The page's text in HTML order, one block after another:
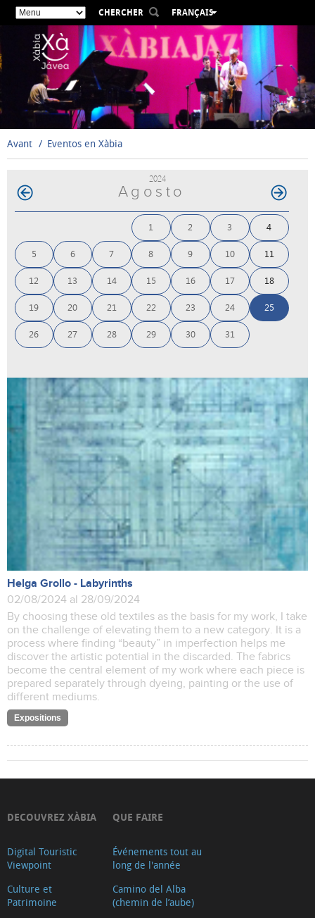
CHERCHER
FRANÇAIS
ESPAÑOL
VALENCIÀ
ENGLISH
DEUTSCH
РУССКИЙ
Avant Eventos en Xàbia
2024
Agosto
1 2 3 4
5 6 7 8 9 10 11
12 13 14 15 16 17 18
19 20 21 22 23 24 25
26 27 28 29 30 31
Helga Grollo - Labyrinths
02/08/2024 al 28/09/2024
By choosing these old textiles as the basis for my work, I take
on the challenge of elevating them to a new category. It is a
process where finding “beauty” in imperfection helps me
discover the artistic potential in the discarded. The fabrics
become the central element of my work where each piece is
prepared separately through dyeing, painting or the use of
different mediums.
Expositions
DECOUVREZ XÀBIA
Digital Touristic
Viewpoint
Culture et
Patrimoine
QUE FAIRE
Événements tout au
long de l'année
Camino del Alba
(chemin de l’aube)